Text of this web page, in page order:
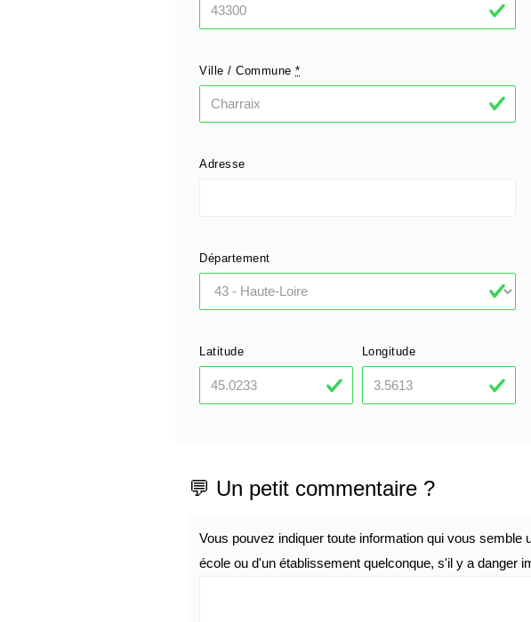
Ville / Commune *
Adresse
Département
Latitude Longitude
💬 Un petit commentaire ?
Vous pouvez indiquer toute information qui vous
école ou d'un établissement quelconque, s'il y a danger